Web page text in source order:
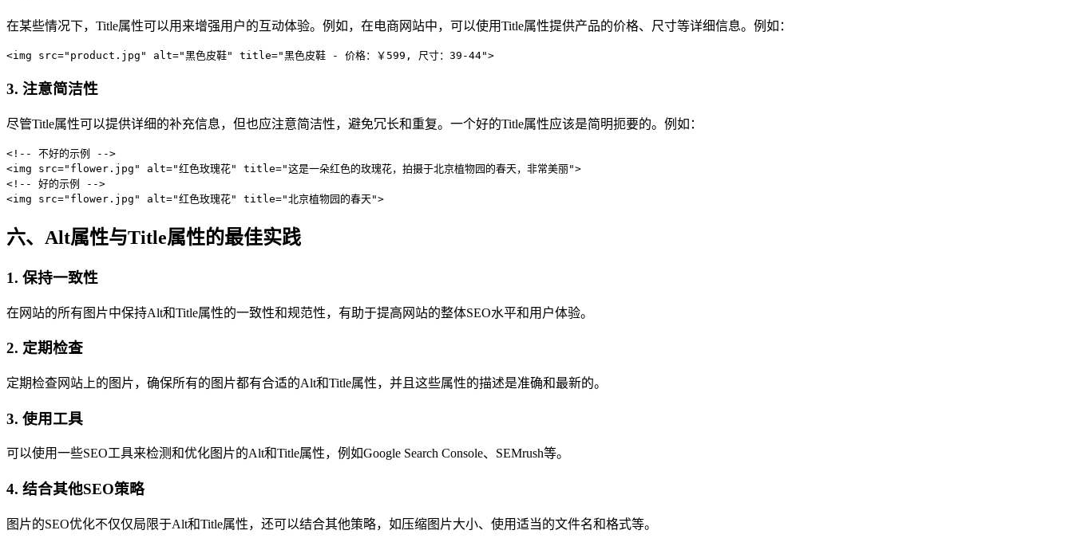
在某些情况下，Title属性可以用来增强用户的互动体验。例如，在电商网站中，可以使用Title属性提供产品的价格、尺寸等详细信息。例如：
<img src="product.jpg" alt="黑色皮鞋" title="黑色皮鞋 - 价格：￥599, 尺寸：39-44">
3. 注意简洁性
尽管Title属性可以提供详细的补充信息，但也应注意简洁性，避免冗长和重复。一个好的Title属性应该是简明扼要的。例如：
<!-- 不好的示例 -->
<img src="flower.jpg" alt="红色玫瑰花" title="这是一朵红色的玫瑰花，拍摄于北京植物园的春天，非常美丽">
<!-- 好的示例 -->
<img src="flower.jpg" alt="红色玫瑰花" title="北京植物园的春天">
六、Alt属性与Title属性的最佳实践
1. 保持一致性
在网站的所有图片中保持Alt和Title属性的一致性和规范性，有助于提高网站的整体SEO水平和用户体验。
2. 定期检查
定期检查网站上的图片，确保所有的图片都有合适的Alt和Title属性，并且这些属性的描述是准确和最新的。
3. 使用工具
可以使用一些SEO工具来检测和优化图片的Alt和Title属性，例如Google Search Console、SEMrush等。
4. 结合其他SEO策略
图片的SEO优化不仅仅局限于Alt和Title属性，还可以结合其他策略，如压缩图片大小、使用适当的文件名和格式等。